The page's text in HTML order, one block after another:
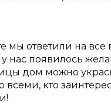
мы ответили на все
появилось
дом можно
кто